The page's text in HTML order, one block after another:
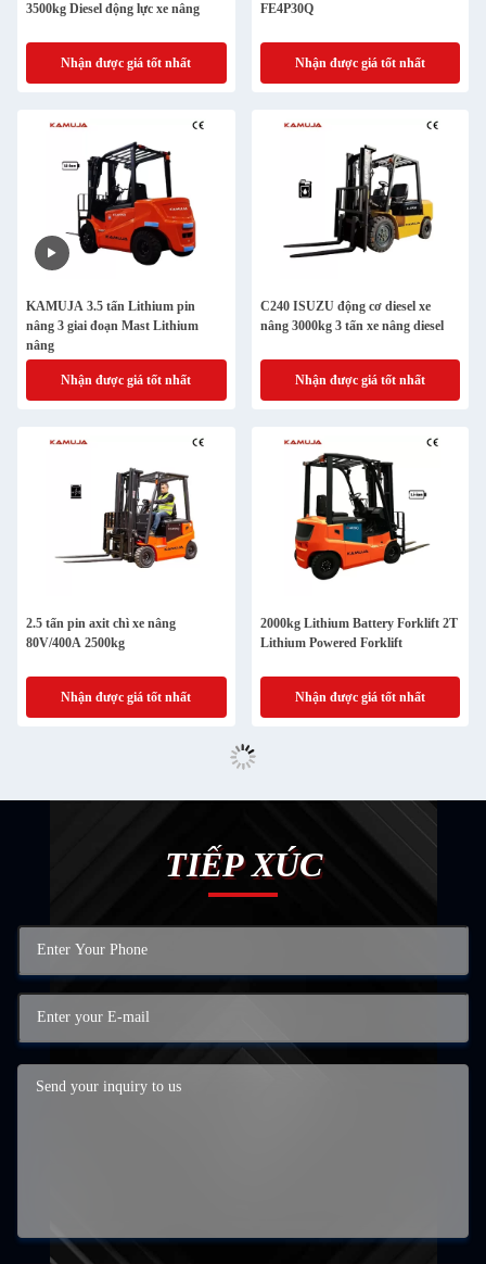
3500kg Diesel động lực xe nâng
Nhận được giá tốt nhất
FE4P30Q
Nhận được giá tốt nhất
KAMUJA 3.5 tấn Lithium pin
nâng 3 giai đoạn Mast Lithium
nâng
Nhận được giá tốt nhất
C240 ISUZU động cơ diesel xe
nâng 3000kg 3 tấn xe nâng diesel
Nhận được giá tốt nhất
2.5 tấn pin axit chì xe nâng
80V/400A 2500kg
Nhận được giá tốt nhất
2000kg Lithium Battery Forklift 2T
Lithium Powered Forklift
Nhận được giá tốt nhất
TIẾP XÚC